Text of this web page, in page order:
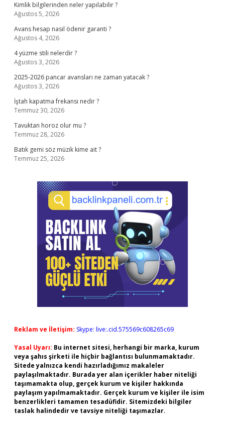
Kimlik bilgilerinden neler yapılabilir ?
Ağustos 5, 2026
Avans hesap nasıl ödenir garanti ?
Ağustos 4, 2026
4 yüzme stili nelerdir ?
Ağustos 3, 2026
2025-2026 pancar avansları ne zaman yatacak ?
Ağustos 3, 2026
İştah kapatma frekansı nedir ?
Temmuz 30, 2026
Tavuktan horoz olur mu ?
Temmuz 28, 2026
Batık gemi söz müzik kime ait ?
Temmuz 25, 2026
Reklam ve İletişim: Skype: live:.cid.575569c608265c69
Yasal Uyarı: Bu internet sitesi, herhangi bir marka, kurum
veya şahıs şirketi ile hiçbir bağlantısı bulunmamaktadır.
Sitede yalnızca kendi hazırladığımız makaleler
paylaşılmaktadır. Burada yer alan içerikler haber niteliği
taşımamakta olup, gerçek kurum ve kişiler hakkında
paylaşım yapılmamaktadır. Gerçek kurum ve kişiler ile isim
benzerlikleri tamamen tesadüfidir. Sitemizdeki bilgiler
taslak halindedir ve tavsiye niteliği taşımazlar.